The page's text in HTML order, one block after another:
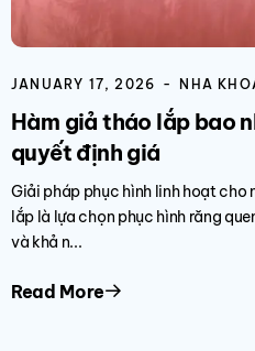
JANUARY 17, 2026 NHA
Hàm giả tháo lắp bao
quyết định giá
Giải pháp phục hình linh hoạt
lắp là lựa chọn phục hình răng
và khả n...
Read More